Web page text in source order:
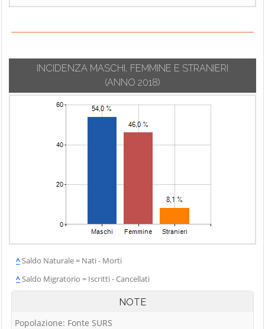
INCIDENZA MASCHI, FEMMINE E STRANIERI
(ANNO 2018)
^Saldo Naturale = Nati - Morti
^Saldo Migratorio = Iscritti - Cancellati
NOTE
Popolazione: Fonte SURS